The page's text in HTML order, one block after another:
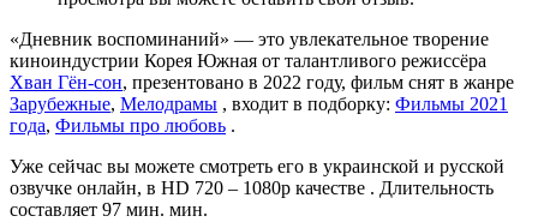
«Дневник воспоминаний» — это увлекательное творение
киноиндустрии Корея Южная от талантливого режиссёра
Хван Гён-сон, презентовано в 2022 году, фильм снят в жанре
Зарубежные, Мелодрамы , входит в подборку: Фильмы 2021
года, Фильмы про любовь .
Уже сейчас вы можете смотреть его в украинской и русской
озвучке онлайн, в HD 720 – 1080p качестве . Длительность
составляет 97 мин. мин.